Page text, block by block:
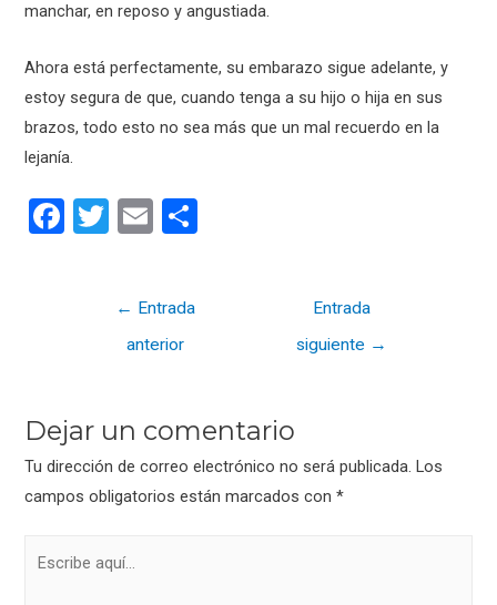
manchar, en reposo y angustiada.
Ahora está perfectamente, su embarazo sigue adelante, y
estoy segura de que, cuando tenga a su hijo o hija en sus
brazos, todo esto no sea más que un mal recuerdo en la
lejanía.
F
k
T
er
E
Navegación
← Entrada
anterior
Entrada
siguiente →
Dejar un comentario
Tu dirección de correo electrónico no será publicada. Los
campos obligatorios están marcados con*